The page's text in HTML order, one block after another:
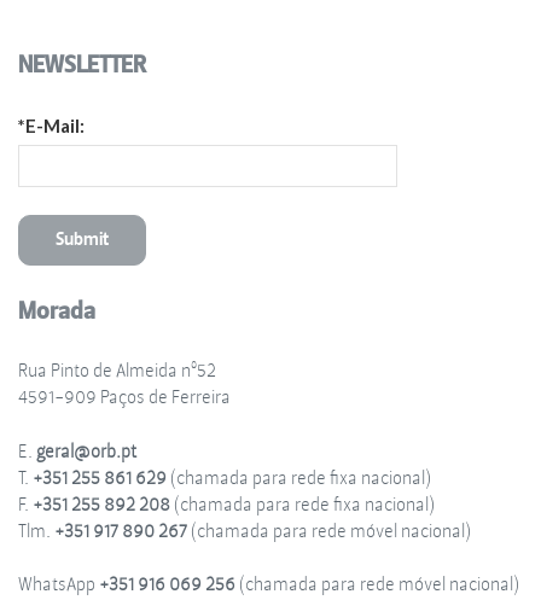
NEWSLETTER
*E-Mail:
Morada
Rua Pinto de Almeida nº52
4591-909 Paços de Ferreira
E. geral@orb.pt
T. +351 255 861 629 (chamada para rede fixa nacional)
F. +351 255 892 208(chamada para rede fixa nacional)
Tlm. +351 917 890 267(chamada para rede móvel nacional)
WhatsApp +351 916 069 256 (chamada para rede móvel nacional)